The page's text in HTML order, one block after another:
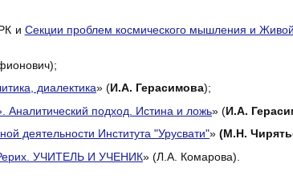
и Секции проблем космического мышления и Живой
диалектика» (И.А. Герасимова);
подход. Истина и ложь» (И.А.
деятельности Института "Урусвати"» (М.Н.
Рерих. УЧИТЕЛЬ И УЧЕНИК» (Л.А. Комарова).